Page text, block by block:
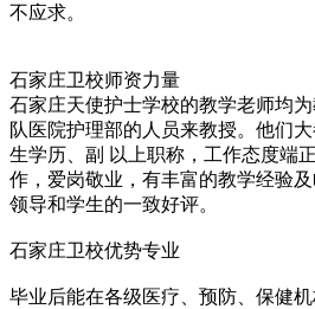
不应求。
石家庄卫校师资力量
石家庄天使护士学校的教学老师均
队医院护理部的人员来教授。他们
生学历、副 以上职称，工作态度端
作，爱岗敬业，有丰富的教学经验
领导和学生的一致好评。
石家庄卫校优势专业
毕业后能在各级医疗、预防、保健